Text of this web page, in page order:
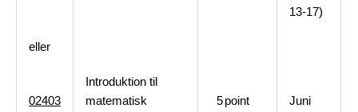
13-17)
eller
02403
Introduktion til
matematisk
5point Juni